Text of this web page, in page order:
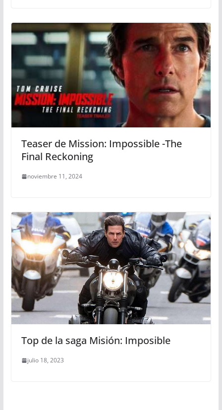
Teaser de Mission: Impossible -The
Final Reckoning
noviembre 11, 2024
Top de la saga Misión: Imposible
julio 18, 2023